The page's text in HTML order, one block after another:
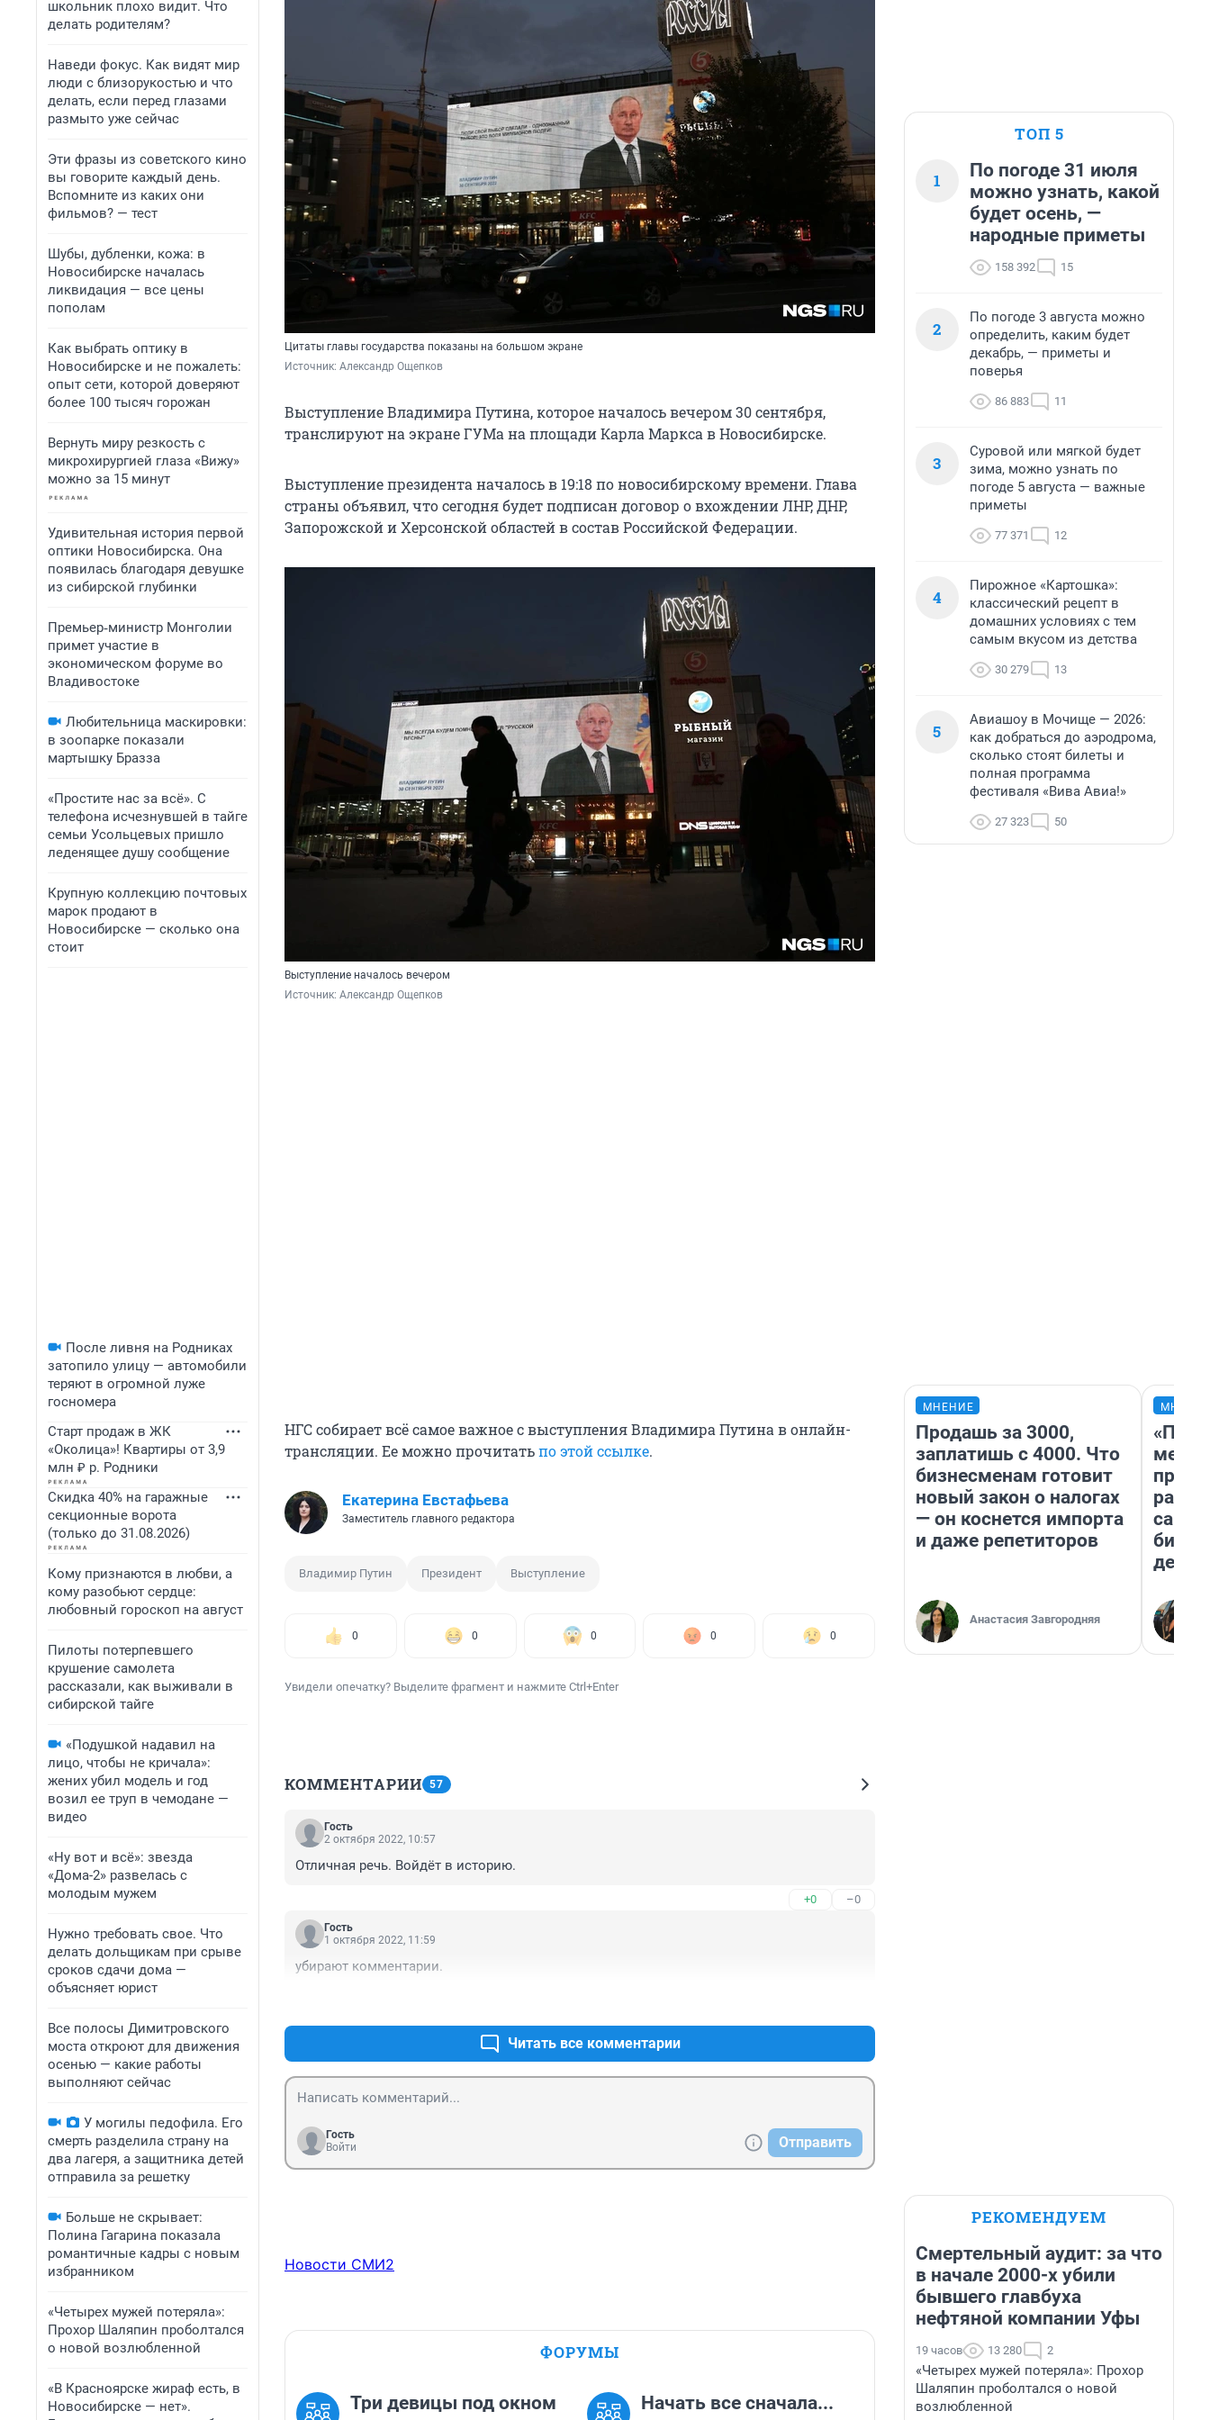
школьник плохо видит. Что
делать родителям?
Наведи фокус. Как видят мир
люди с близорукостью и что
делать, если перед глазами
размыто уже сейчас
Эти фразы из советского кино
вы говорите каждый день.
Вспомните из каких они
фильмов? — тест
Шубы, дубленки, кожа: в
Новосибирске началась
ликвидация — все цены
пополам
Как выбрать оптику в
Новосибирске и не пожалеть:
опыт сети, которой доверяют
более 100 тысяч горожан
Вернуть миру резкость с
микрохирургией глаза «Вижу»
можно за 15 минут
Удивительная история первой
оптики Новосибирска. Она
появилась благодаря девушке
из сибирской глубинки
Премьер‑министр Монголии
примет участие в
экономическом форуме во
Владивостоке
Любительница маскировки:
в зоопарке показали
мартышку Бразза
«Простите нас за всё». С
телефона исчезнувшей в тайге
семьи Усольцевых пришло
леденящее душу сообщение
Крупную коллекцию почтовых
марок продают в
Новосибирске — сколько она
стоит
После ливня на Родниках
затопило улицу — автомобили
теряют в огромной луже
госномера
Старт продаж в ЖК
«Околица»! Квартиры от 3,9
млн ₽ р. Родники
Скидка 40% на гаражные
секционные ворота
(только до 31.08.2026)
Кому признаются в любви, а
кому разобьют сердце:
любовный гороскоп на август
Пилоты потерпевшего
крушение самолета
рассказали, как выживали в
сибирской тайге
«Подушкой надавил на
лицо, чтобы не кричала»:
жених убил модель и год
возил ее труп в чемодане —
видео
«Ну вот и всё»: звезда
«Дома-2» развелась с
молодым мужем
Нужно требовать свое. Что
делать дольщикам при срыве
сроков сдачи дома —
объясняет юрист
Все полосы Димитровского
моста откроют для движения
осенью — какие работы
выполняют сейчас
У могилы педофила. Его
смерть разделила страну на
два лагеря, а защитника детей
отправила за решетку
Больше не скрывает:
Полина Гагарина показала
романтичные кадры с новым
избранником
«Четырех мужей потеряла»:
Прохор Шаляпин проболтался
о новой возлюбленной
«В Красноярске жираф есть, в
Новосибирске — нет».
Цитаты главы государства показаны на большом экране
Источник: Александр Ощепков
Выступление Владимира Путина, которое началось вечером 30 сентября,
транслируют на экране ГУМа на площади Карла Маркса в Новосибирске.
Выступление президента началось в 19:18 по новосибирскому времени. Глава
страны объявил, что сегодня будет подписан договор о вхождении ЛНР, ДНР,
Запорожской и Херсонской областей в состав Российской Федерации.
Выступление началось вечером
Источник: Александр Ощепков
НГС собирает всё самое важное с выступления Владимира Путина в онлайн-
трансляции. Ее можно прочитатьпо этой ссылке.
Екатерина Евстафьева
Заместитель главного редактора
Владимир Путин Президент Выступление
0 0 0 0 0
Увидели опечатку? Выделите фрагмент и нажмите Ctrl+Enter
КОММЕНТАРИИ 57
Гость
2 октября 2022, 10:57
Отличная речь. Войдёт в историю.
+0 –0
Гость
1 октября 2022, 11:59
убирают комментарии.
Читать все комментарии
Гость
Войти
Отправить
Новости СМИ2
ФОРУМЫ
Три девицы под окном Начать все сначала...
ТОП 5
1
По погоде 31 июля
можно узнать, какой
будет осень, —
народные приметы
158 392 15
2
По погоде 3 августа можно
определить, каким будет
декабрь, — приметы и
поверья
86 883 11
3
Суровой или мягкой будет
зима, можно узнать по
погоде 5 августа — важные
приметы
77 371 12
4
Пирожное «Картошка»:
классический рецепт в
домашних условиях с тем
самым вкусом из детства
30 279 13
5
Авиашоу в Мочище — 2026:
как добраться до аэродрома,
сколько стоят билеты и
полная программа
фестиваля «Вива Авиа!»
27 323 50
МНЕНИЕ
Продашь за 3000,
заплатишь с 4000. Что
бизнесменам готовит
новый закон о налогах
— он коснется импорта
и даже репетиторов
Анастасия Завгородняя
РЕКОМЕНДУЕМ
Смертельный аудит: за что
в начале 2000-х убили
бывшего главбуха
нефтяной компании Уфы
19 часов 13 280 2
«Четырех мужей потеряла»: Прохор
Шаляпин проболтался о новой
возлюбленной